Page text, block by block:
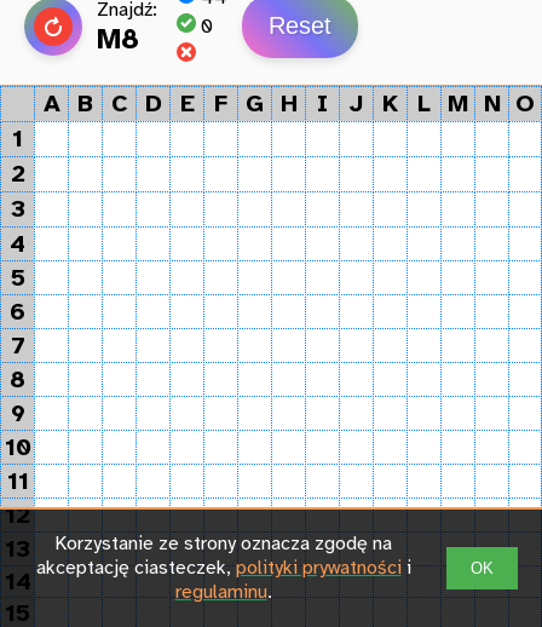
Znajdź:
M8
0
Reset
A B C D E F G H I J K L M N O
1
2
3
4
5
6
7
8
9
10
11
12
13
14
15
Korzystanie ze strony oznacza zgodę na
akceptację ciasteczek,polityki prywatnościi
regulaminu.
OK